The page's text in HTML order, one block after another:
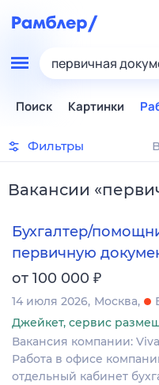
первичная
Поиск Картинки
Фильтры
Вакансии «
Бухгалтер/
первичную
от 100 000 ₽
14 июля 2026 Москва
Джейкет, сервис
Вакансия компании:
Работа в офисе
отдельный кабинет